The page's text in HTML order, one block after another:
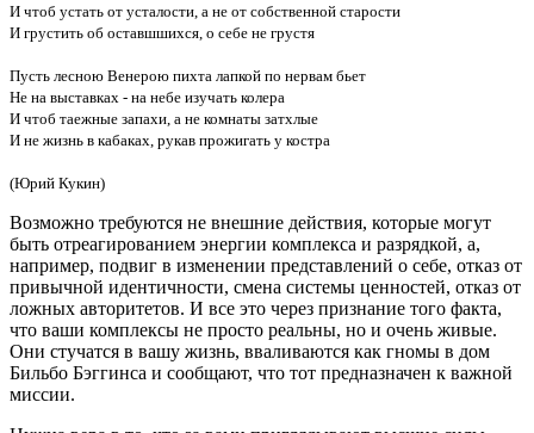
И чтоб устать от усталости, а не от собственной старости
И грустить об оставшшихся, о себе не грустя
Пусть лесною Венерою пихта лапкой по нервам бьет
Не на выставках - на небе изучать колера
И чтоб таежные запахи, а не комнаты затхлые
И не жизнь в кабаках, рукав прожигать у костра
(Юрий Кукин)
Возможно требуются не внешние действия, которые могут
быть отреагированием энергии комплекса и разрядкой, а,
например, подвиг в изменении представлений о себе, отказ от
привычной идентичности, смена системы ценностей, отказ от
ложных авторитетов. И все это через признание того факта,
что ваши комплексы не просто реальны, но и очень живые.
Они стучатся в вашу жизнь, вваливаются как гномы в дом
Бильбо Бэггинса и сообщают, что тот предназначен к важной
миссии.